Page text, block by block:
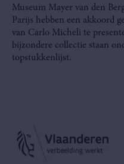
Museum Mayer van den
Parijs hebben een akkoord
van Carlo Micheli te
bijzondere collectie staan
topstukkenlijst.